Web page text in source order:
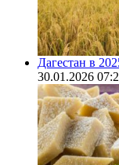
Дагестан в
30.01.2026